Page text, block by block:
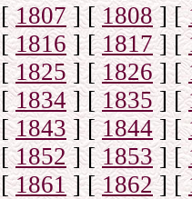
[1807] [1808] [
[1816 ] [1817] [
[1825] [1826] [
[1834] [1835] [
[1843] [1844] [
[1852] [1853] [
[1861] [1862] [